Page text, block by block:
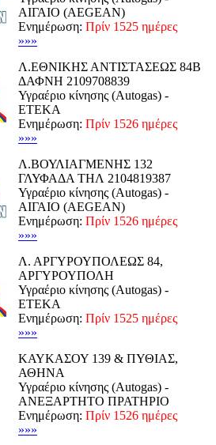
ΑΙΓΑΙΟ (AEGEAN)
Ενημέρωση: Πρίν 1525 ημέρες
»»»
Λ.ΕΘΝΙΚΗΣ ΑΝΤΙΣΤΑΣΕΩΣ 84Β
ΔΑΦΝΗ 2109708839
Υγραέριο κίνησης (Autogas) -
ΕΤΕΚΑ
Ενημέρωση: Πρίν 1526 ημέρες
»»»
Λ.ΒΟΥΛΙΑΓΜΕΝΗΣ 132
ΓΛΥΦΑΔΑ ΤΗΛ 2104819387
Υγραέριο κίνησης (Autogas) -
ΑΙΓΑΙΟ (AEGEAN)
Ενημέρωση: Πρίν 1526 ημέρες
»»»
Λ. ΑΡΓΥΡΟΥΠΟΛΕΩΣ 84,
ΑΡΓΥΡΟΥΠΟΛΗ
Υγραέριο κίνησης (Autogas) -
ΕΤΕΚΑ
Ενημέρωση: Πρίν 1525 ημέρες
»»»
ΚΑΥΚΑΣΟΥ 139 & ΠΥΘΙΑΣ,
ΑΘΗΝΑ
Υγραέριο κίνησης (Autogas) -
ΑΝΕΞΑΡΤΗΤΟ ΠΡΑΤΗΡΙΟ
Ενημέρωση: Πρίν 1526 ημέρες
»»»